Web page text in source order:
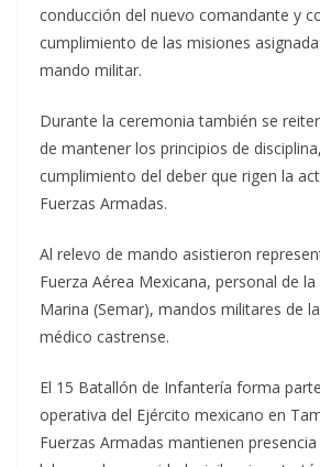
conducción del nuevo comandante y
cumplimiento de las misiones
mando militar.
Durante la ceremonia también se
de mantener los principios de
cumplimiento del deber que rigen la
Fuerzas Armadas.
Al relevo de mando asistieron
Fuerza Aérea Mexicana, personal de
Marina (Semar), mandos militares de
médico castrense.
El 15 Batallón de Infantería forma
operativa del Ejército mexicano en
Fuerzas Armadas mantienen